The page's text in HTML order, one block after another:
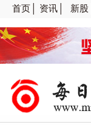
首页│ 资讯│ 新股│